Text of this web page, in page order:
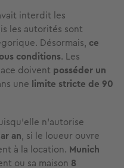
interdit les
les autorités sont
Désormais, ce
conditions. Les
doivent posséder un
une limite stricte de 90
n'autorise
an, si le loueur ouvre
à la location. Munich
ou sa maison 8